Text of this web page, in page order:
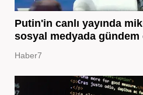
Putin'in canlı yayında
sosyal medyada gündem
Haber7